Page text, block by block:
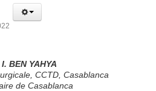
BEN YAHYA
CCTD, Casablanca
de Casablanca